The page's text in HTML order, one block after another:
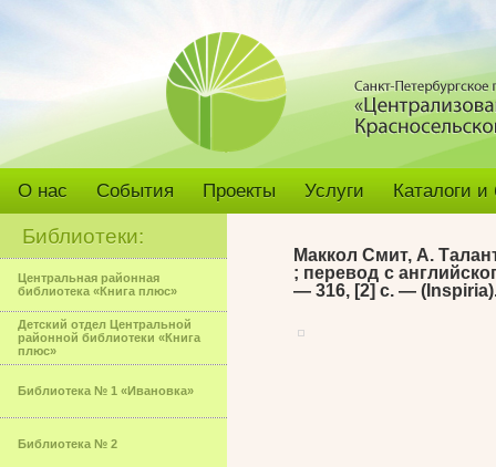
О нас События Проекты Услуги Каталоги
Библиотеки:
Центральная районная
библиотека «Книга плюс»
Детский отдел Центральной
районной библиотеки «Книга
плюс»
Библиотека № 1 «Ивановка»
Библиотека № 2
Маккол Смит, А.
; перевод с
— 316, [2] с. —